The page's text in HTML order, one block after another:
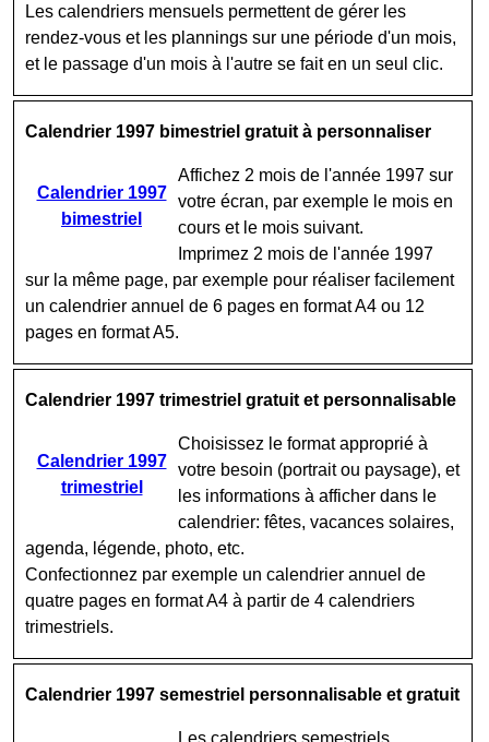
Les calendriers mensuels permettent de gérer les
rendez-vous et les plannings sur une période d'un mois,
et le passage d'un mois à l'autre se fait en un seul clic.
Calendrier 1997 bimestriel gratuit à personnaliser
Calendrier 1997
bimestriel
Affichez 2 mois de l'année 1997 sur
votre écran, par exemple le mois en
cours et le mois suivant.
Imprimez 2 mois de l'année 1997
sur la même page, par exemple pour réaliser facilement
un calendrier annuel de 6 pages en format A4 ou 12
pages en format A5.
Calendrier 1997 trimestriel gratuit et personnalisable
Calendrier 1997
trimestriel
Choisissez le format approprié à
votre besoin (portrait ou paysage), et
les informations à afficher dans le
calendrier: fêtes, vacances solaires,
agenda, légende, photo, etc.
Confectionnez par exemple un calendrier annuel de
quatre pages en format A4 à partir de 4 calendriers
trimestriels.
Calendrier 1997 semestriel personnalisable et gratuit
Les calendriers semestriels